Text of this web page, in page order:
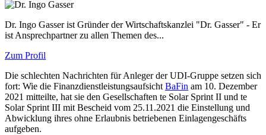
Dr. Ingo Gasser ist Gründer der Wirtschaftskanzlei "Dr. Gasser" - Er
ist Ansprechpartner zu allen Themen des...
Zum Profil
Die schlechten Nachrichten für Anleger der UDI-Gruppe setzen sich
fort: Wie die Finanzdienstleistungsaufsicht BaFin am 10. Dezember
2021 mitteilte, hat sie den Gesellschaften te Solar Sprint II und te
Solar Sprint III mit Bescheid vom 25.11.2021 die Einstellung und
Abwicklung ihres ohne Erlaubnis betriebenen Einlagengeschäfts
aufgeben.